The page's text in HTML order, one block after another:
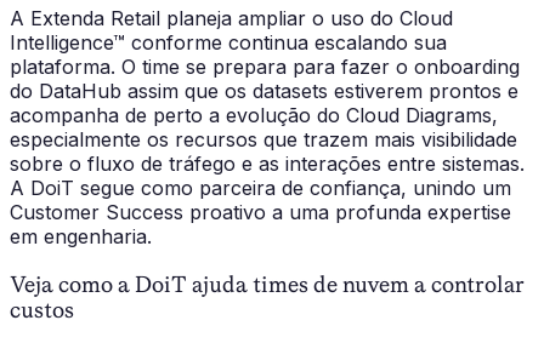
A Extenda Retail planeja ampliar o uso do Cloud
Intelligence™ conforme continua escalando sua
plataforma. O time se prepara para fazer o onboarding
do DataHub assim que os datasets estiverem prontos e
acompanha de perto a evolução do Cloud Diagrams,
especialmente os recursos que trazem mais visibilidade
sobre o fluxo de tráfego e as interações entre sistemas.
A DoiT segue como parceira de confiança, unindo um
Customer Success proativo a uma profunda expertise
em engenharia.
Veja como a DoiT ajuda times de nuvem a controlar
custos